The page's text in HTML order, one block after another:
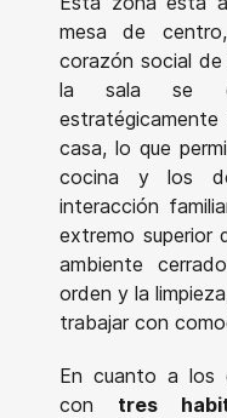
mesa de
corazón social
la sala se
casa, lo que
cocina y los
interacción
extremo superior
ambiente
orden y la
trabajar con
En cuanto a los
con tres